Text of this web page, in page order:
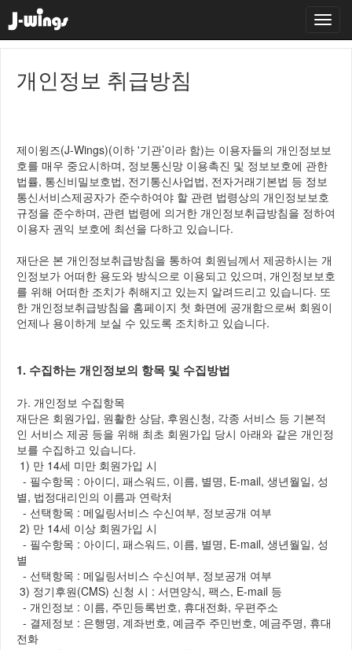
개인정보 취급방침
제이윙즈(J-Wings)(이하 '기관’이라 함)는 이용자들의 개인정보보
호를 매우 중요시하며, 정보통신망 이용촉진 및 정보보호에 관한
법률, 통신비밀보호법, 전기통신사업법, 전자거래기본법 등 정보
통신서비스제공자가 준수하여야 할 관련 법령상의 개인정보보호
규정을 준수하며, 관련 법령에 의거한 개인정보취급방침을 정하여
이용자 권익 보호에 최선을 다하고 있습니다.
재단은 본 개인정보취급방침을 통하여 회원님께서 제공하시는 개
인정보가 어떠한 용도와 방식으로 이용되고 있으며, 개인정보보호
를 위해 어떠한 조치가 취해지고 있는지 알려드리고 있습니다. 또
한 개인정보취급방침을 홈페이지 첫 화면에 공개함으로써 회원이
언제나 용이하게 보실 수 있도록 조치하고 있습니다.
1. 수집하는 개인정보의 항목 및 수집방법
가. 개인정보 수집항목
재단은 회원가입, 원활한 상담, 후원신청, 각종 서비스 등 기본적
인 서비스 제공 등을 위해 최초 회원가입 당시 아래와 같은 개인정
보를 수집하고 있습니다.
1) 만 14세 미만 회원가입 시
- 필수항목 : 아이디, 패스워드, 이름, 별명, E-mail, 생년월일, 성
별, 법정대리인의 이름과 연락처
- 선택항목 : 메일링서비스 수신여부, 정보공개 여부
2) 만 14세 이상 회원가입 시
- 필수항목 : 아이디, 패스워드, 이름, 별명, E-mail, 생년월일, 성
별
- 선택항목 : 메일링서비스 수신여부, 정보공개 여부
3) 정기후원(CMS) 신청 시 : 서면양식, 팩스, E-mail 등
- 개인정보 : 이름, 주민등록번호, 휴대전화, 우편주소
- 결제정보 : 은행명, 계좌번호, 예금주 주민번호, 예금주명, 휴대
전화